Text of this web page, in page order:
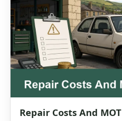
Repair Costs And